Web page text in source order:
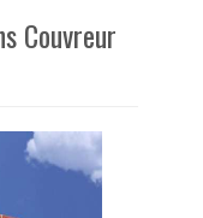
Couvreur